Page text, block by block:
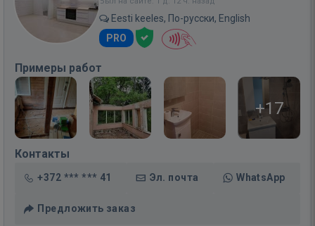
Eesti keeles, По-русски, English
PRO
Примеры работ
+17
Контакты
+372 *** *** 41 Эл. почта WhatsApp
Предложить заказ